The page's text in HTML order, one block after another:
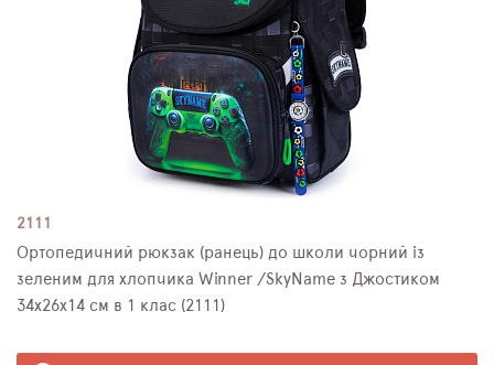
2111
Ортопедичний рюкзак (ранець) до школи чорний із
зеленим для хлопчика Winner /SkyName з Джостиком
34х26х14 см в 1 клас (2111)